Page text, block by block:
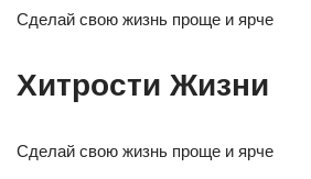
Cделай свою жизнь проще и ярче
Хитрости Жизни
Cделай свою жизнь проще и ярче